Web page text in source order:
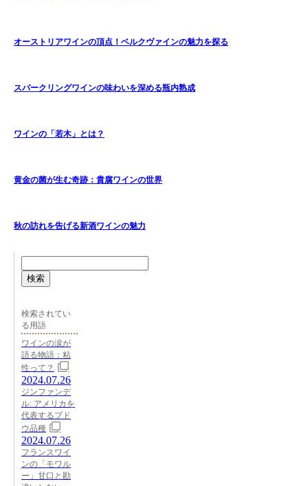
オーストリアワインの頂点！ベルクヴァインの魅力を探る
スパークリングワインの味わいを深める瓶内熟成
ワインの「若木」とは？
黄金の菌が生む奇跡：貴腐ワインの世界
秋の訪れを告げる新酒ワインの魅力
検索
検索されてい
る用語
ワインの涙が
語る物語：粘
性って？
2024.07.26
ジンファンデ
ル: アメリカを
代表するブド
ウ品種
2024.07.26
フランスワイ
ンの「モワル
ー」甘口と勘